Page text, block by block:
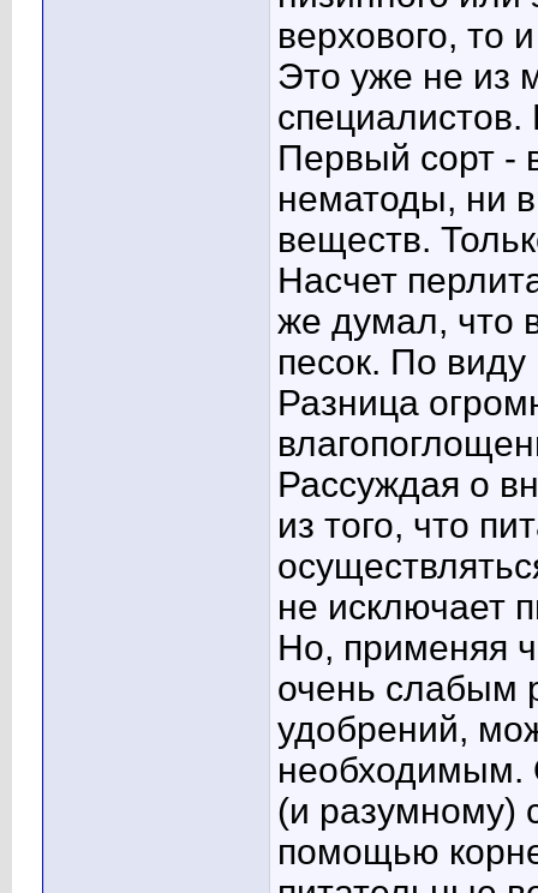
верхового, то
Это уже не из
специалистов.
Первый сорт -
нематоды, ни
веществ.
Насчет
же думал, что
песок. По
Разница
Рассуждая о
из того, что
не исключает
Но, применяя
очень слабым
удобрений,
необходимым.
(и разумному)
помощью